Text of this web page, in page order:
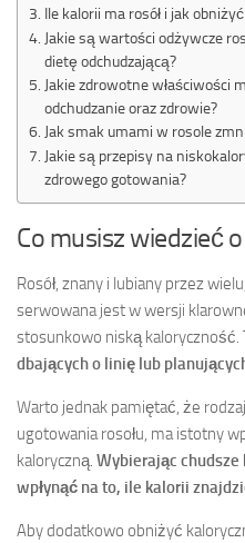
Ile kalorii ma rosół i jak
Jakie są wartości odżywcze
dietę odchudzającą?
Jakie zdrowotne właściwości
odchudzanie oraz zdrowie?
Jak smak umami w rosole
Jakie są przepisy na
zdrowego gotowania?
Co musisz wiedzieć
Rosół, znany i lubiany przez
serwowana jest w wersji
stosunkowo niską kaloryczność.
dbających o linię lub
Warto jednak pamiętać, że
ugotowania rosołu, ma istotny
kaloryczną. Wybierając chudsze
wpłynąć na to, ile kalorii
Aby dodatkowo obniżyć